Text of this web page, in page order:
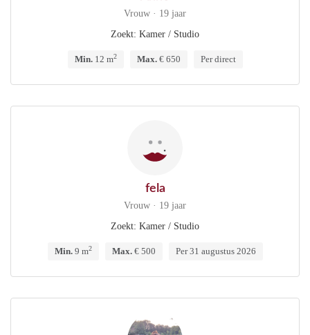
Vrouw · 19 jaar
Zoekt: Kamer / Studio
Min.12 m2 Max.€ 650 Per direct
fela
Vrouw · 19 jaar
Zoekt: Kamer / Studio
Min.9 m2 Max.€ 500 Per 31 augustus 2026